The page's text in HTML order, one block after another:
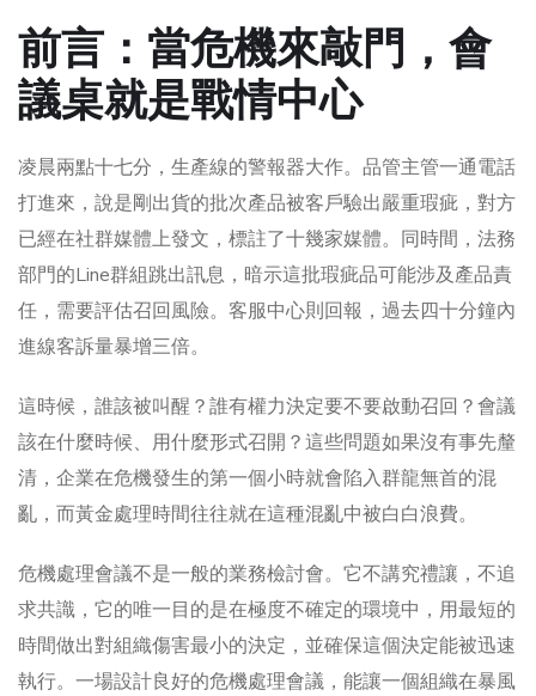
前言：當危機來敲門，會
議桌就是戰情中心
凌晨兩點十七分，生產線的警報器大作。品管主管一通電話
打進來，說是剛出貨的批次產品被客戶驗出嚴重瑕疵，對方
已經在社群媒體上發文，標註了十幾家媒體。同時間，法務
部門的Line群組跳出訊息，暗示這批瑕疵品可能涉及產品責
任，需要評估召回風險。客服中心則回報，過去四十分鐘內
進線客訴量暴增三倍。
這時候，誰該被叫醒？誰有權力決定要不要啟動召回？會議
該在什麼時候、用什麼形式召開？這些問題如果沒有事先釐
清，企業在危機發生的第一個小時就會陷入群龍無首的混
亂，而黃金處理時間往往就在這種混亂中被白白浪費。
危機處理會議不是一般的業務檢討會。它不講究禮讓，不追
求共識，它的唯一目的是在極度不確定的環境中，用最短的
時間做出對組織傷害最小的決定，並確保這個決定能被迅速
執行。一場設計良好的危機處理會議，能讓一個組織在暴風